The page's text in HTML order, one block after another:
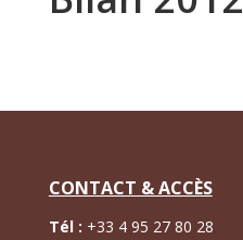
CONTACT & ACCÈS
Tél : +33 4 95 27 80 28